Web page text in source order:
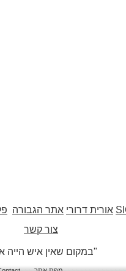
אורית דרורי אתר הגבורה
צור קשר
"במקום שאין איש הייה